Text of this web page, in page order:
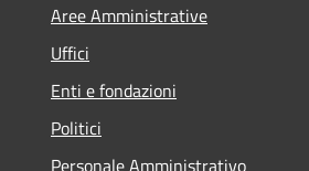
Aree Amministrative
Uffici
Enti e fondazioni
Politici
Personale Amministrativo